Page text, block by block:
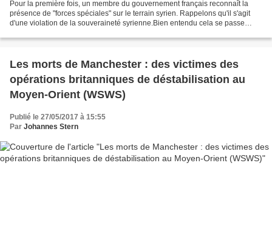
Pour la première fois, un membre du gouvernement français reconnaît la
présence de "forces spéciales" sur le terrain syrien. Rappelons qu'il s'agit
d'une violation de la souveraineté syrienne.Bien entendu cela se passe
Les morts de Manchester : des victimes des
opérations britanniques de déstabilisation au
Moyen‑Orient (WSWS)
Publié le 27/05/2017 à 15:55
Par Johannes Stern